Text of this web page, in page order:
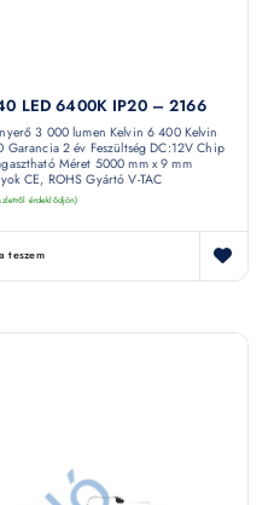
LED 6400K IP20 – 2166
3 000 lumen Kelvin 6 400 Kelvin
Garancia 2 év Feszültség DC:12V Chip
Méret 5000 mm x 9 mm
CE, ROHS Gyártó V-TAC
érdeklődjön)
teszem